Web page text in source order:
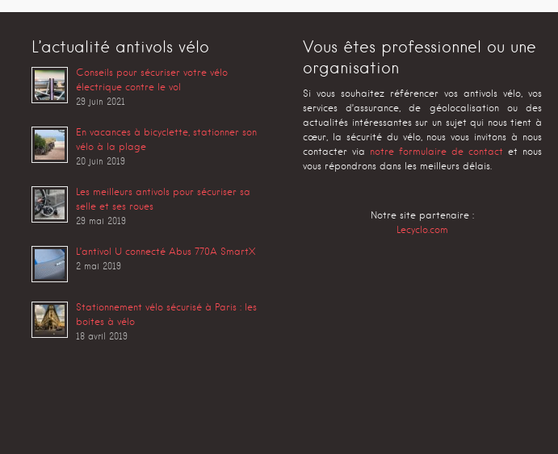
L’actualité antivols vélo
Conseils pour sécuriser votre vélo
électrique contre le vol
29 juin 2021
En vacances à bicyclette, stationner son
vélo à la plage
20 juin 2019
Les meilleurs antivols pour sécuriser sa
selle et ses roues
29 mai 2019
L’antivol U connecté Abus 770A SmartX
2 mai 2019
Stationnement vélo sécurisé à Paris : les
boites à vélo
18 avril 2019
Vous êtes professionnel ou une
organisation
Si vous souhaitez référencer vos antivols vélo, vos
services d’assurance, de géolocalisation ou des
actualités intéressantes sur un sujet qui nous tient à
cœur, la sécurité du vélo, nous vous invitons à nous
contacter via notre formulaire de contact et nous
vous répondrons dans les meilleurs délais.
Notre site partenaire :
Lecyclo.com